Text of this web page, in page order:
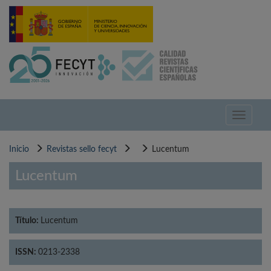
Pasar
contenido
Toggle
Inicio Revistas sello fecyt Lucentum
Lucentum
Título: Lucentum
ISSN: 0213-2338